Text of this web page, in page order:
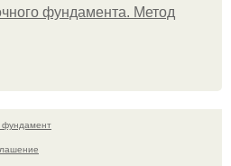
фундамента. Метод